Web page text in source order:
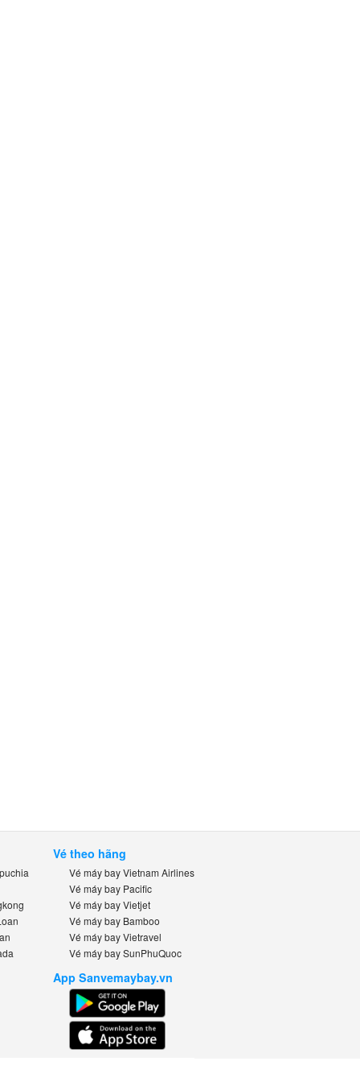
Vé theo hãng
Vé máy bay Vietnam Airlines
Vé máy bay Pacific
Vé máy bay Vietjet
Vé máy bay Bamboo
Vé máy bay Vietravel
Vé máy bay SunPhuQuoc
App Sanvemaybay.vn